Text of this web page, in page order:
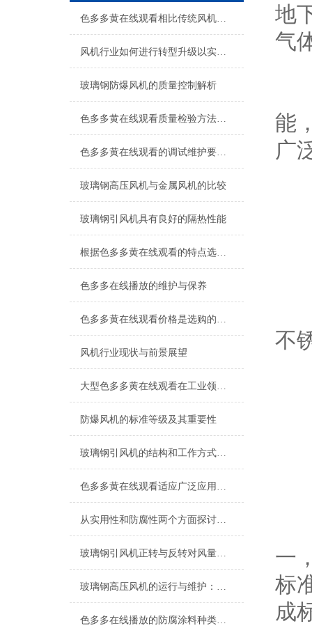
色多多黄在线观看相比传统风机有什么优势？
风机行业如何进行转型升级以实现绿色低碳高质量发展？
玻璃钢防爆风机的质量控制解析
色多多黄在线观看质量检验方法及标准
色多多黄在线观看的调试维护要点解析
玻璃钢高压风机与金属风机的比较
玻璃钢引风机具有良好的隔热性能
根据色多多黄在线观看的特点选择合适的减震器
色多多在线播放的维护与保养
色多多黄在线观看价格是选购的关键因素之一
风机行业现状与前景展望
大型色多多黄在线观看在工业领域的应用与影响
防爆风机的标准等级及其重要性
玻璃钢引风机的结构和工作方式详解
色多多黄在线观看适应广泛应用的多元化产品
从实用性和防腐性两个方面探讨色多多在线播放的重要性
玻璃钢引风机正转与反转对风量影响的深入探讨
玻璃钢高压风机的运行与维护：实用指南
色多多在线播放的防腐涂料种类及其应用
地
气
能
广
不
一
标
成